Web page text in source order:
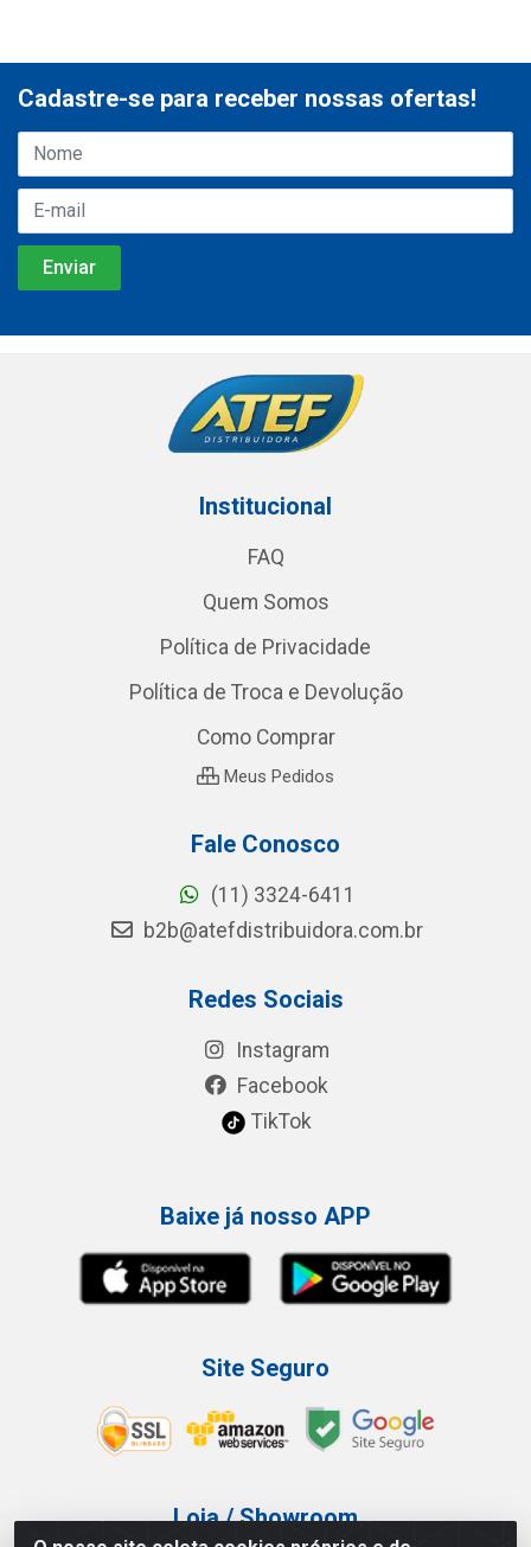
Cadastre-se para receber nossas ofertas!
Institucional
FAQ
Quem Somos
Política de Privacidade
Política de Troca e Devolução
Como Comprar
Meus Pedidos
Fale Conosco
(11) 3324-6411
b2b@atefdistribuidora.com.br
Redes Sociais
Instagram
Facebook
TikTok
Baixe já nosso APP
Site Seguro
Loja / Showroom